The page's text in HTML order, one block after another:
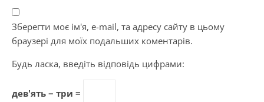
Зберегти моє ім'я, e-mail, та адресу сайту в цьому
браузері для моїх подальших коментарів.
Будь ласка, введіть відповідь цифрами:
дев'ять − три =